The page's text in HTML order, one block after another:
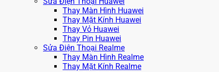
Thay Màn Hình Huawei
Thay Mặt Kính Huawei
Thay Vỏ Huawei
Thay Pin Huawei
Sửa Điện Thoại Realme
Thay Màn Hình Realme
Thay Mặt Kính Realme